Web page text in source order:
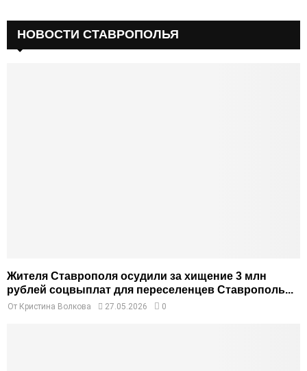
НОВОСТИ СТАВРОПОЛЬЯ
Жителя Ставрополя осудили за хищение 3 млн
рублей соцвыплат для переселенцев Ставрополь...
От Кристина Волкова 27.05.2026 0